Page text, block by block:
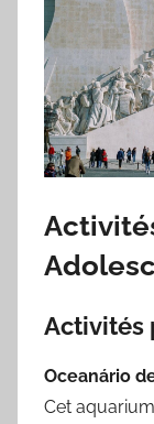
Activités
Oceanário
Cet